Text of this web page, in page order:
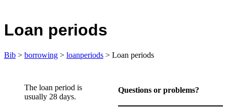
Loan periods
Bib > borrowing > loanperiods > Loan periods
​​​​The loan period is
usually 28 days.​​
Questions or problems?